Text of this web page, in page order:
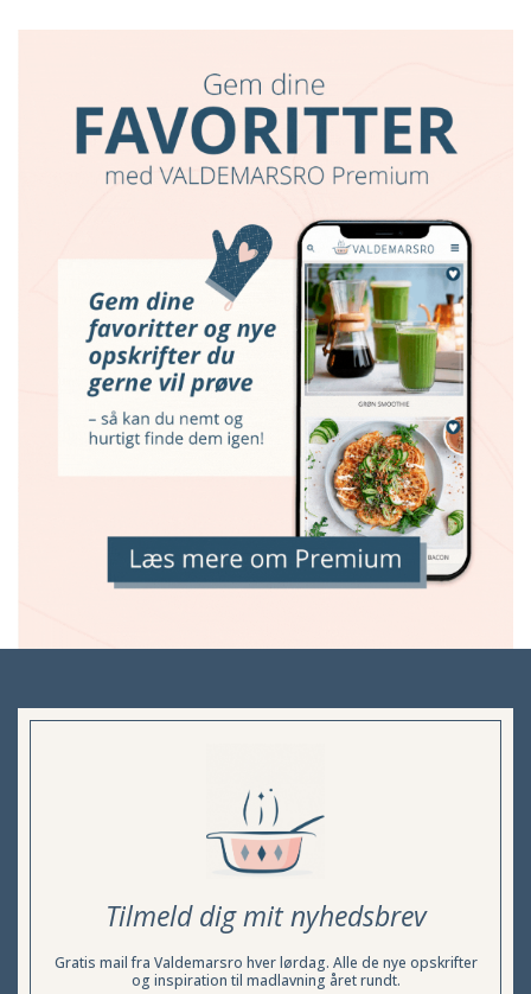
Tilmeld dig mit nyhedsbrev
Gratis mail fra Valdemarsro hver lørdag. Alle de nye opskrifter
og inspiration til madlavning året rundt.